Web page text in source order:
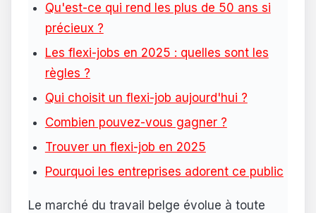
Qu'est-ce qui rend les plus de 50 ans si
précieux ?
Les flexi-jobs en 2025 : quelles sont les
règles ?
Qui choisit un flexi-job aujourd'hui ?
Combien pouvez-vous gagner ?
Trouver un flexi-job en 2025
Pourquoi les entreprises adorent ce public
Le marché du travail belge évolue à toute